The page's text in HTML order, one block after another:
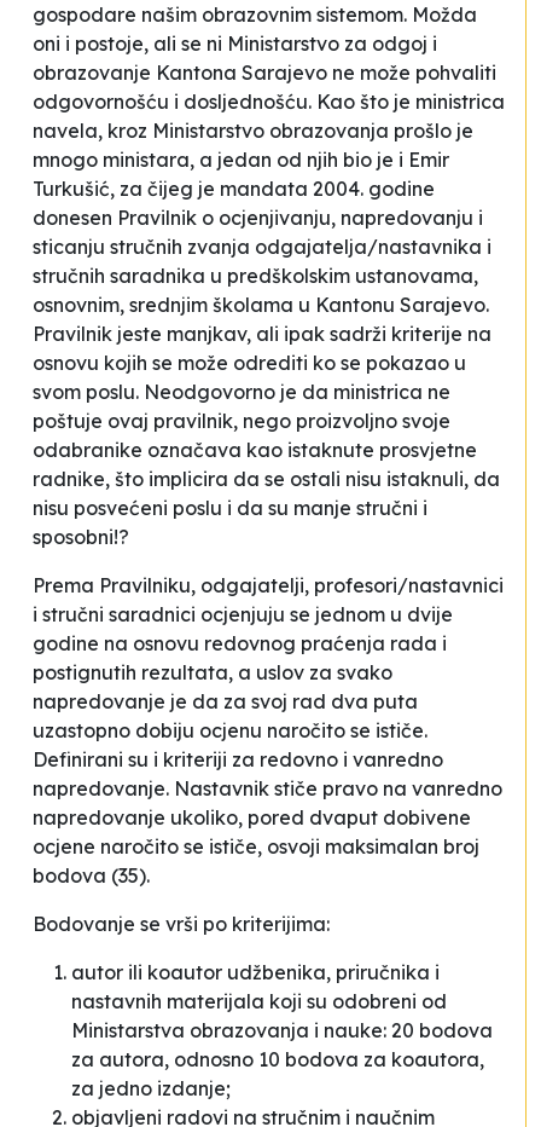
gospodare našim obrazovnim sistemom. Možda
oni i postoje, ali se ni Ministarstvo za odgoj i
obrazovanje Kantona Sarajevo ne može pohvaliti
odgovornošću i dosljednošću. Kao što je ministrica
navela, kroz Ministarstvo obrazovanja prošlo je
mnogo ministara, a jedan od njih bio je i Emir
Turkušić, za čijeg je mandata 2004. godine
donesen Pravilnik o ocjenjivanju, napredovanju i
sticanju stručnih zvanja odgajatelja/nastavnika i
stručnih saradnika u predškolskim ustanovama,
osnovnim, srednjim školama u Kantonu Sarajevo.
Pravilnik jeste manjkav, ali ipak sadrži kriterije na
osnovu kojih se može odrediti ko se pokazao u
svom poslu. Neodgovorno je da ministrica ne
poštuje ovaj pravilnik, nego proizvoljno svoje
odabranike označava kao istaknute prosvjetne
radnike, što implicira da se ostali nisu istaknuli, da
nisu posvećeni poslu i da su manje stručni i
sposobni!?
Prema Pravilniku, odgajatelji, profesori/nastavnici
i stručni saradnici ocjenjuju se jednom u dvije
godine na osnovu redovnog praćenja rada i
postignutih rezultata, a uslov za svako
napredovanje je da za svoj rad dva puta
uzastopno dobiju ocjenu naročito se ističe.
Definirani su i kriteriji za redovno i vanredno
napredovanje. Nastavnik stiče pravo na vanredno
napredovanje ukoliko, pored dvaput dobivene
ocjene naročito se ističe, osvoji maksimalan broj
bodova (35).
Bodovanje se vrši po kriterijima:
autor ili koautor udžbenika, priručnika i
nastavnih materijala koji su odobreni od
Ministarstva obrazovanja i nauke: 20 bodova
za autora, odnosno 10 bodova za koautora,
za jedno izdanje;
objavljeni radovi na stručnim i naučnim